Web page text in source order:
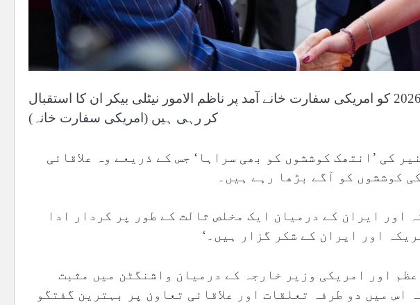
وزیر اعظم شہباز شریف کی چار جون 2026 کو امریکی سفارت خانے آمد پر ناظم الامور نیٹلی بیکر ان کا استقبال
کر رہی ہیں (امریکی سفارت خانہ)
کی ’انتھک کوششوں کو بھی سراہا‘ جس کے ذریعے وہ علاقائی
کوششوں کو آگے بڑھا رہے ہیں۔
اور ایران کے درمیان ایک مخلص ثالث کے طور پر کردار ادا
اور ایران کے شکر گزار ہیں۔‘
اور امریکی وزیر خارجہ کے درمیان واشنگٹن میں مثبت
اس میں دو طرفہ تعلقات اور علاقائی تعاون پر بہترین گفتگو